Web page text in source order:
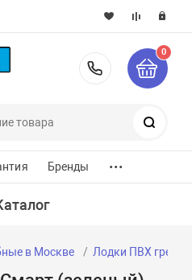
8-800-
0
Бренды ...
в Москве Лодки ПВХ